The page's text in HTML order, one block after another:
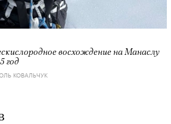
восхождение на Манаслу
год
КОВАЛЬЧУК